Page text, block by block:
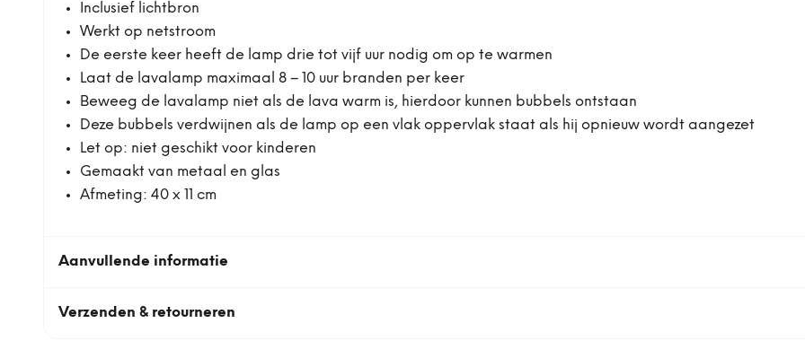
Inclusief lichtbron
Werkt op netstroom
De eerste keer heeft de lamp drie tot vijf uur nodig om op te warmen
Laat de lavalamp maximaal 8 – 10 uur branden per keer
Beweeg de lavalamp niet als de lava warm is, hierdoor kunnen bubbels ontstaan
Deze bubbels verdwijnen als de lamp op een vlak oppervlak staat als hij opnieuw wordt aangezet
Let op: niet geschikt voor kinderen
Gemaakt van metaal en glas
Afmeting: 40 x 11 cm
Aanvullende informatie
Verzenden & retourneren